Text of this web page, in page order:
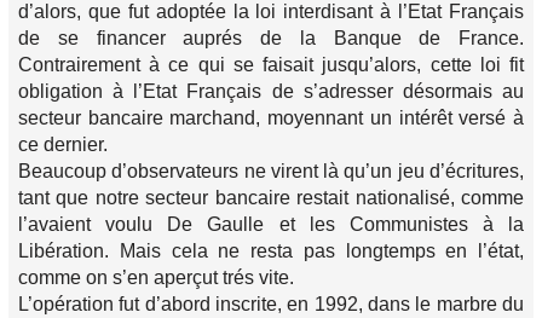
d’alors, que fut adoptée la loi interdisant à l’Etat Français
de se financer auprés de la Banque de France.
Contrairement à ce qui se faisait jusqu’alors, cette loi fit
obligation à l’Etat Français de s’adresser désormais au
secteur bancaire marchand, moyennant un intérêt versé à
ce dernier.
Beaucoup d’observateurs ne virent là qu’un jeu d’écritures,
tant que notre secteur bancaire restait nationalisé, comme
l’avaient voulu De Gaulle et les Communistes à la
Libération. Mais cela ne resta pas longtemps en l’état,
comme on s’en aperçut trés vite.
L’opération fut d’abord inscrite, en 1992, dans le marbre du